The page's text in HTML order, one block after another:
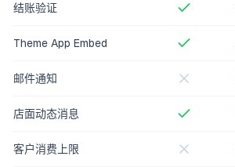
结账验证
Theme App Embed
邮件通知
店面动态消息
客户消费上限